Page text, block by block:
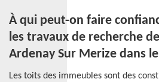
À qui peut-on faire
les travaux de recherche
Ardenay Sur Merize dans
Les toits des immeubles sont des